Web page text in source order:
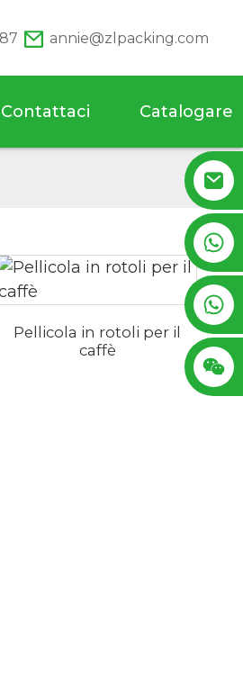
annie@zlpacking.com
Contattaci Catalogare
+8619953939264
Pellicola in rotoli per il
caffè